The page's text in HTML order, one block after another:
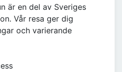
är en del av Sveriges
Vår resa ger dig
och varierande